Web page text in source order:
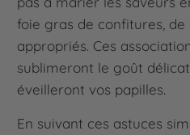
foie gras de confitures,
appropriés. Ces
sublimeront le goût
éveilleront vos papilles.
En suivant ces astuces